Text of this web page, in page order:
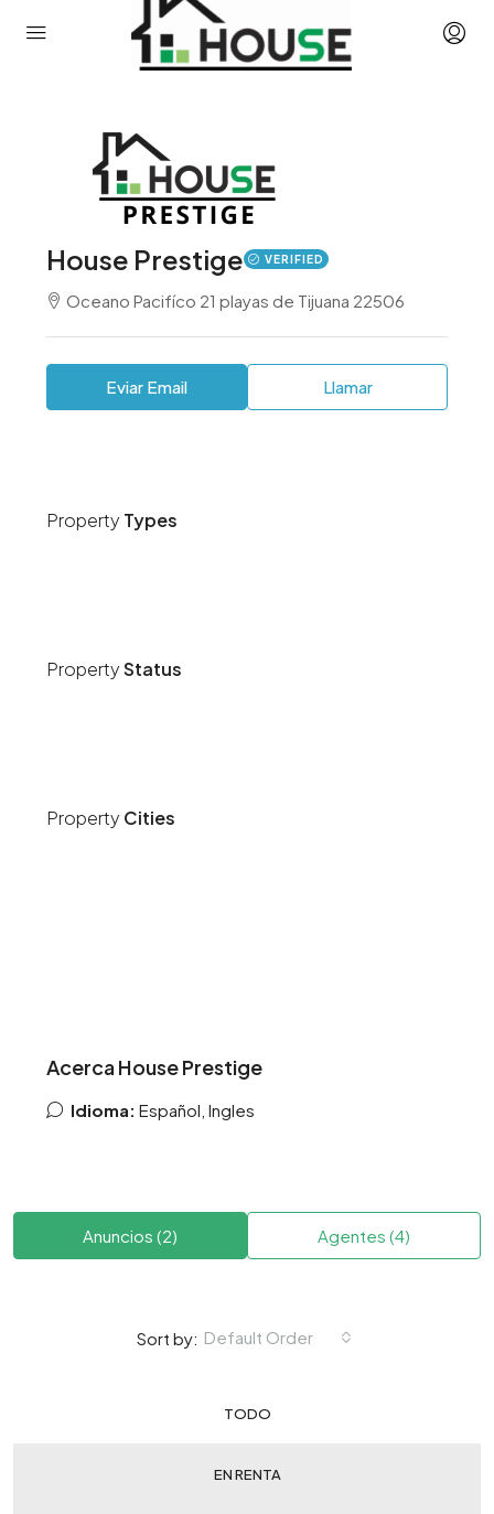
House Prestige VERIFIED
Oceano Pacifíco 21 playas de Tijuana 22506
Eviar Email Llamar
Property Types
PropertyStatus
Property Cities
Acerca House Prestige
Idioma: Español, Ingles
Anuncios (2) Agentes (4)
TODO
EN RENTA
Sort by: Default Order